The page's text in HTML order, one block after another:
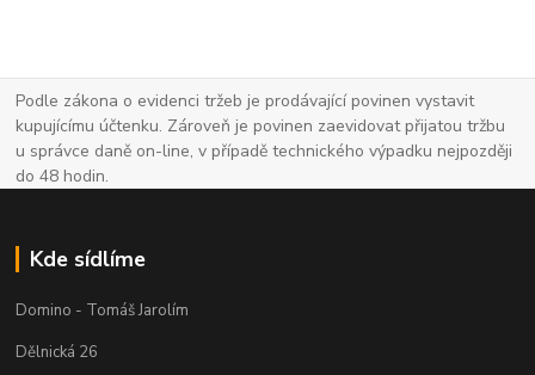
Podle zákona o evidenci tržeb je prodávající povinen vystavit
kupujícímu účtenku. Zároveň je povinen zaevidovat přijatou tržbu
u správce daně on-line, v případě technického výpadku nejpozději
do 48 hodin.
Kde sídlíme
Domino - Tomáš Jarolím
Dělnická 26